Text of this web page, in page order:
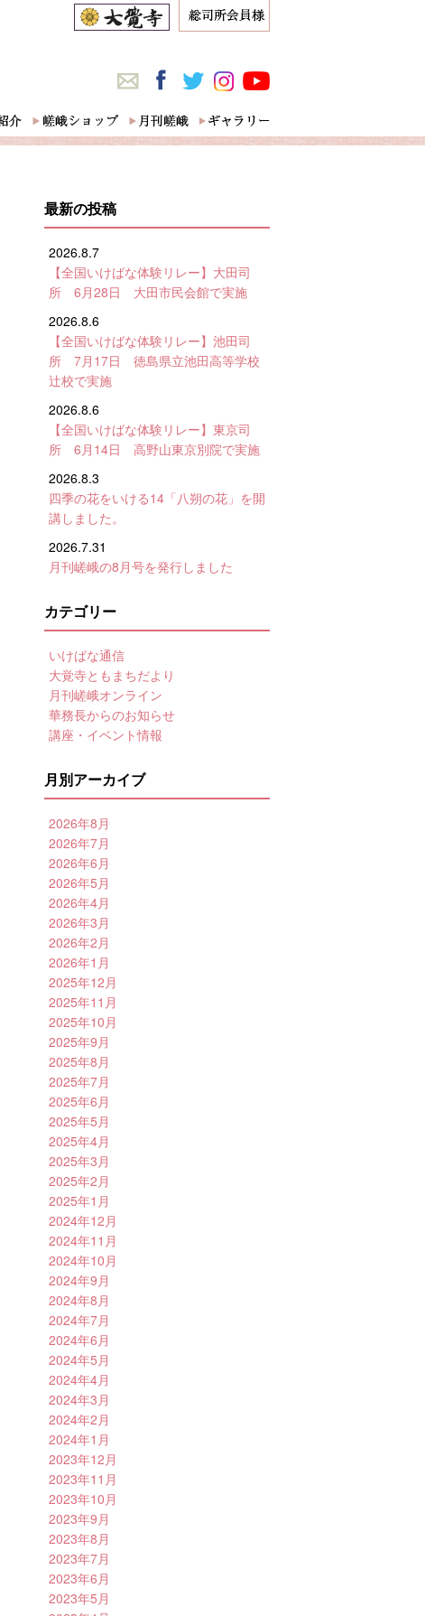
最新の投稿
2026.8.7
【全国いけばな体験リレー】大田司
所 6月28日 大田市民会館で実施
2026.8.6
【全国いけばな体験リレー】池田司
所 7月17日 徳島県立池田高等学校
辻校で実施
2026.8.6
【全国いけばな体験リレー】東京司
所 6月14日 高野山東京別院で実施
2026.8.3
四季の花をいける14「八朔の花」を開
講しました。
2026.7.31
月刊嵯峨の8月号を発行しました
カテゴリー
いけばな通信
大覚寺ともまちだより
月刊嵯峨オンライン
華務長からのお知らせ
講座・イベント情報
月別アーカイブ
2026年8月
2026年7月
2026年6月
2026年5月
2026年4月
2026年3月
2026年2月
2026年1月
2025年12月
2025年11月
2025年10月
2025年9月
2025年8月
2025年7月
2025年6月
2025年5月
2025年4月
2025年3月
2025年2月
2025年1月
2024年12月
2024年11月
2024年10月
2024年9月
2024年8月
2024年7月
2024年6月
2024年5月
2024年4月
2024年3月
2024年2月
2024年1月
2023年12月
2023年11月
2023年10月
2023年9月
2023年8月
2023年7月
2023年6月
2023年5月